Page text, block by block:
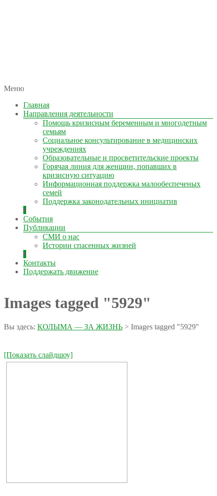
КОЛЫМА — ЗА ЖИЗНЬ
автономная некоммерческая организация
Меню
Главная
Направления деятельности
Помощь кризисным беременным и многодетным
семьям
Социальное консультирование в медицинских
учреждениях
Образовательные и просветительские проекты
Горячая линия для женщин, попавших в
кризисную ситуацию
Информационная поддержка малообеспеченых
семей
Поддержка законодательных инициатив
События
Публикации
СМИ о нас
Истории спасенных жизней
Контакты
Поддержать движение
Images tagged "5929"
Вы здесь: КОЛЫМА — ЗА ЖИЗНЬ > Images tagged "5929"
[Показать слайдшоу]